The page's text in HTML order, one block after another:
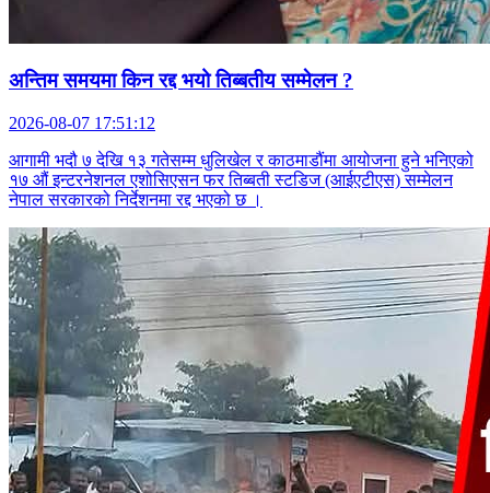
अन्तिम समयमा किन रद्द भयो तिब्बतीय सम्मेलन ?
2026-08-07 17:51:12
आगामी भदौ ७ देखि १३ गतेसम्म धुलिखेल र काठमाडौंमा आयोजना हुने भनिएको
१७ औं इन्टरनेशनल एशोसिएसन फर तिब्बती स्टडिज (आईएटीएस) सम्मेलन
नेपाल सरकारको निर्देशनमा रद्द भएको छ ।